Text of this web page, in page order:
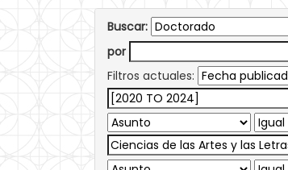
Buscar:
por
Filtros actuales: